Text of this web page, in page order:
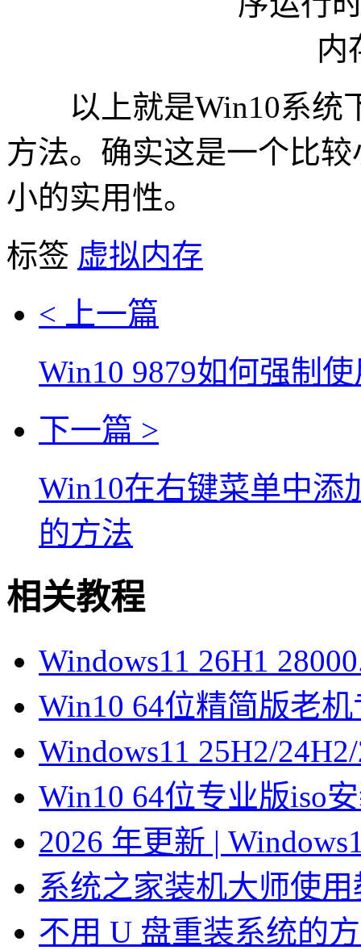
以上就是Win10系统
方法。确实这是一个比
小的实用性。
标签 虚拟内存
< 上一篇
Win10 9879如何强制
下一篇 >
Win10在右键菜单中添
的方法
相关教程
Windows11 26H1
Win10 64位精简版老
Windows11 25H2/
Win10 64位专业版iso
2026 年更新 |
系统之家装机大师使
不用 U 盘重装系统的